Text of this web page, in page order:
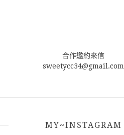
合作邀約來信
sweetycc34@gmail.com
MY~INSTAGRAM